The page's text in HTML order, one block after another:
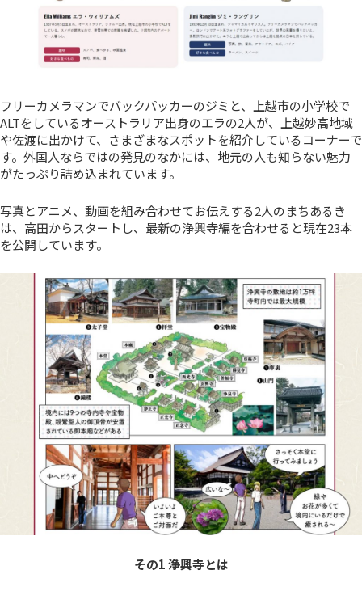
フリーカメラマンでバックパッカーのジミと、上越市の小学校で
ALTをしているオーストラリア出身のエラの2人が、上越妙高地域
や佐渡に出かけて、さまざまなスポットを紹介しているコーナーで
す。外国人ならではの発見のなかには、地元の人も知らない魅力
がたっぷり詰め込まれています。
写真とアニメ、動画を組み合わせてお伝えする2人のまちあるき
は、高田からスタートし、最新の浄興寺編を合わせると現在23本
を公開しています。
その1 浄興寺とは